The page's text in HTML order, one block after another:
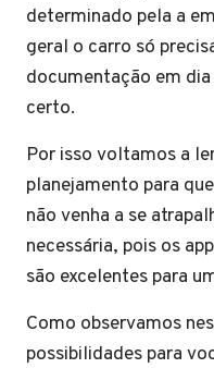
determinado pela a
geral o carro só
documentação em
certo.
Por isso voltamos a
planejamento para
não venha a se
necessária, pois os
são excelentes para
Como observamos
possibilidades para